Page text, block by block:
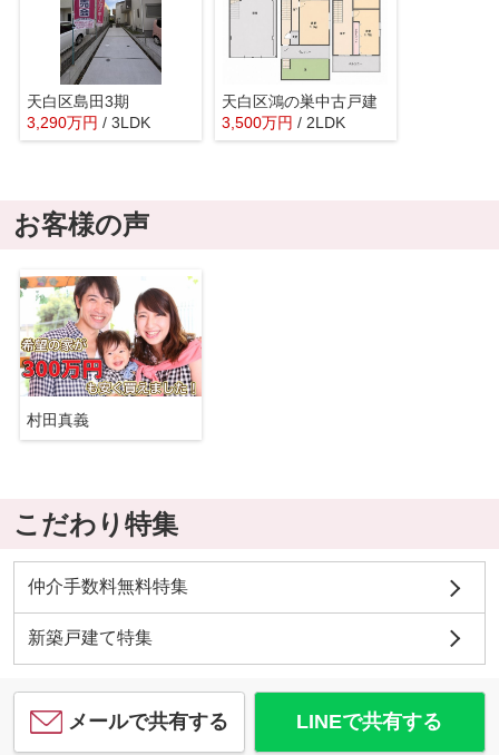
天白区島田3期
3,290万円 / 3LDK
天白区鴻の巣中古戸建
3,500万円 / 2LDK
お客様の声
村田真義
こだわり特集
仲介手数料無料特集
新築戸建て特集
メールで共有する LINEで共有する